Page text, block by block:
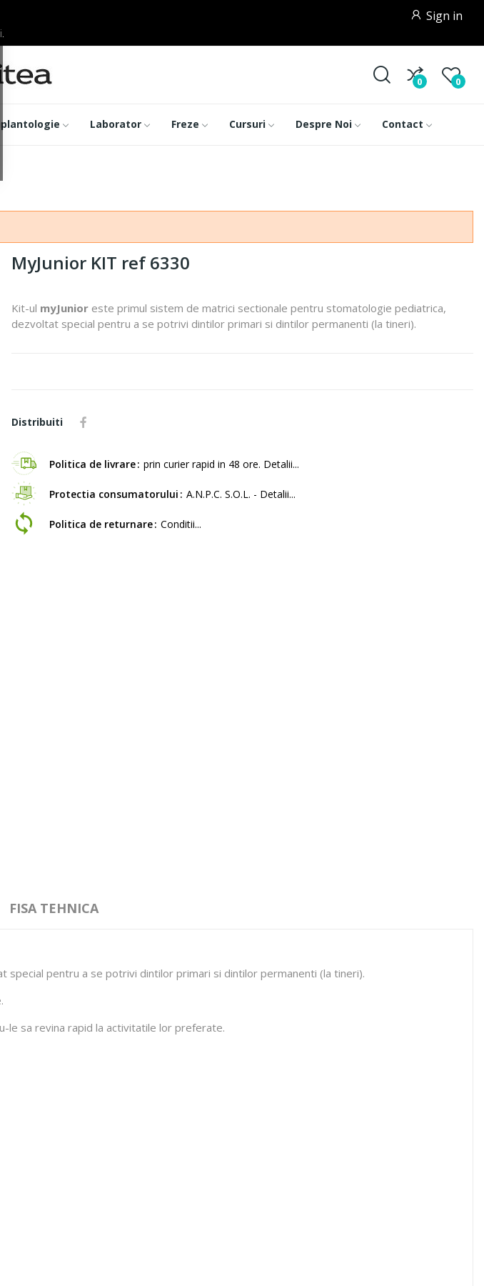
Sign in
0 0
Laborator Freze Cursuri Despre Noi Contact
MyJunior KIT ref 6330
Kit-ul myJunior este primul sistem de matrici sectionale pentru stomatologie pediatrica,
dezvoltat special pentru a se potrivi dintilor primari si dintilor permanenti (la tineri).
Distribuiti
Politica de livrare prin curier rapid in 48 ore. Detalii...
Protectia consumatorului A.N.P.C. S.O.L. - Detalii...
Politica de returnare Conditii...
FISA TEHNICA
pentru a se potrivi dintilor primari si dintilor permanenti (la tineri).
le sa revina rapid la activitatile lor preferate.